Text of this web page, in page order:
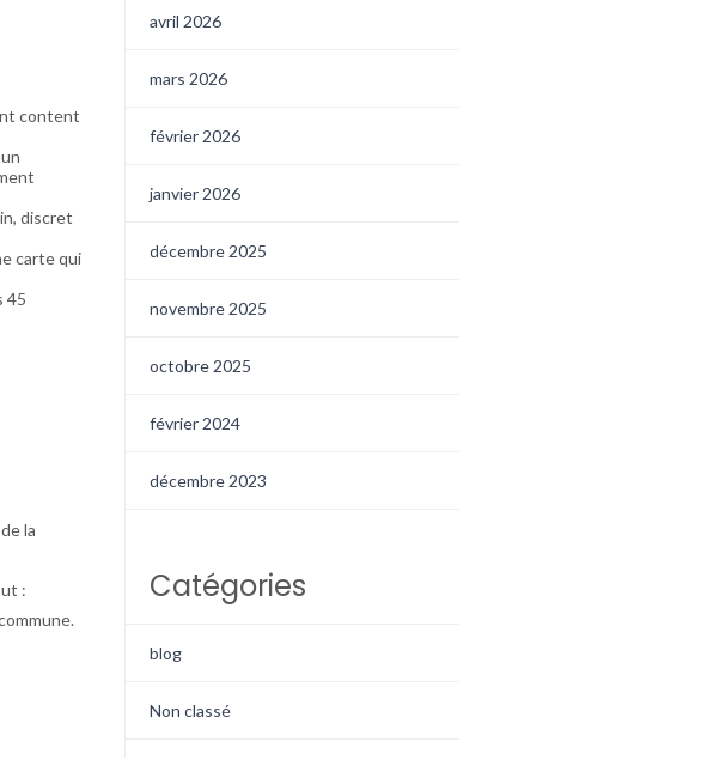
content
discret
carte qui
45
la
:
avril 2026
mars 2026
février 2026
janvier 2026
décembre 2025
novembre 2025
octobre 2025
février 2024
décembre 2023
Catégories
blog
Non classé